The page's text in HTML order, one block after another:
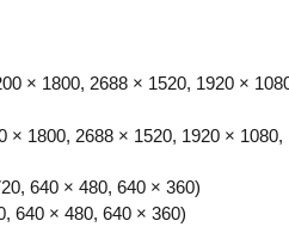
× 1800, 2688 × 1520, 1920 ×
× 1800, 2688 × 1520, 1920 × 1080,
640 × 480, 640 × 360)
640 × 480, 640 × 360)